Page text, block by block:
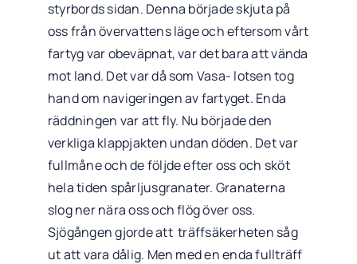
styrbords sidan. Denna började skjuta på
oss från övervattens läge och eftersom vårt
fartyg var obeväpnat, var det bara att vända
mot land. Det var då som Vasa- lotsen tog
hand om navigeringen av fartyget. Enda
räddningen var att fly. Nu började den
verkliga klappjakten undan döden. Det var
fullmåne och de följde efter oss och sköt
hela tiden spårljusgranater. Granaterna
slog ner nära oss och flög över oss.
Sjögången gjorde att träffsäkerheten såg
ut att vara dålig. Men med en enda fullträff